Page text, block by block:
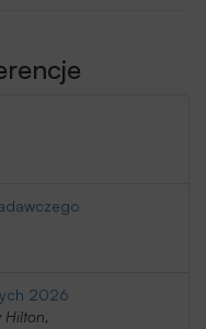
2026
Hilton,